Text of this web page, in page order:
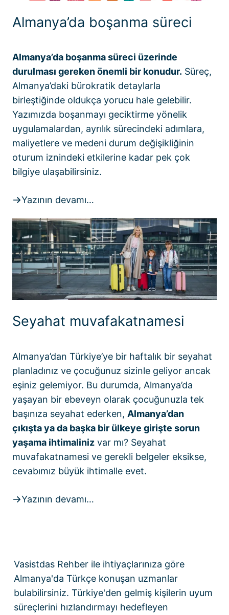
Almanya’da boşanma süreci
Almanya’da boşanma süreci üzerinde
durulması gereken önemli bir konudur. Süreç,
Almanya’daki bürokratik detaylarla
birleştiğinde oldukça yorucu hale gelebilir.
Yazımızda boşanmayı geciktirme yönelik
uygulamalardan, ayrılık sürecindeki adımlara,
maliyetlere ve medeni durum değişikliğinin
oturum iznindeki etkilerine kadar pek çok
bilgiye ulaşabilirsiniz.
Yazının devamı…
Seyahat muvafakatnamesi
Almanya’dan Türkiye’ye bir haftalık bir seyahat
planladınız ve çocuğunuz sizinle geliyor ancak
eşiniz gelemiyor. Bu durumda, Almanya’da
yaşayan bir ebeveyn olarak çocuğunuzla tek
başınıza seyahat ederken, Almanya’dan
çıkışta ya da başka bir ülkeye girişte sorun
yaşama ihtimaliniz var mı? Seyahat
muvafakatnamesi ve gerekli belgeler eksikse,
cevabımız büyük ihtimalle evet.
Yazının devamı…
Vasistdas Rehber ile ihtiyaçlarınıza göre
Almanya'da Türkçe konuşan uzmanlar
bulabilirsiniz. Türkiye'den gelmiş kişilerin uyum
süreçlerini hızlandırmayı hedefleyen